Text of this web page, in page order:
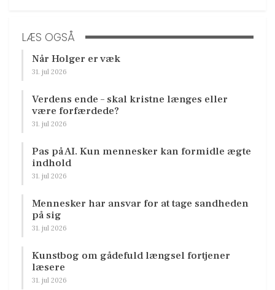
LÆS OGSÅ
Når Holger er væk
31. jul 2026
Verdens ende – skal kristne længes eller
være forfærdede?
31. jul 2026
Pas på AI. Kun mennesker kan formidle ægte
indhold
31. jul 2026
Mennesker har ansvar for at tage sandheden
på sig
31. jul 2026
Kunstbog om gådefuld længsel fortjener
læsere
31. jul 2026